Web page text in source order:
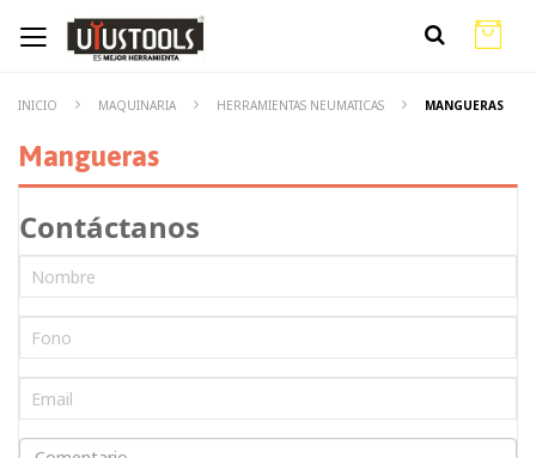
INICIO MAQUINARIA HERRAMIENTAS NEUMATICAS MANGUERAS
Mangueras
Contáctanos